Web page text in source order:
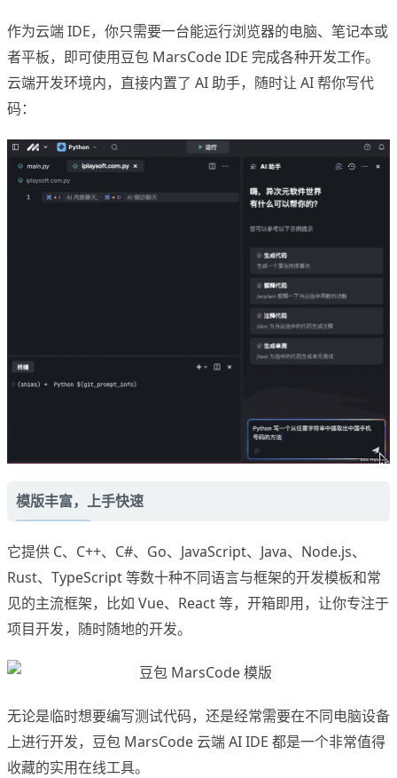
作为云端 IDE，你只需要一台能运行浏览器的电脑、笔记本或
者平板，即可使用豆包 MarsCode IDE 完成各种开发工作。
云端开发环境内，直接内置了 AI 助手，随时让 AI 帮你写代
码：
模版丰富，上手快速
它提供 C、C++、C#、Go、JavaScript、Java、Node.js、
Rust、TypeScript 等数十种不同语言与框架的开发模板和常
见的主流框架，比如 Vue、React 等，开箱即用，让你专注于
项目开发，随时随地的开发。
无论是临时想要编写测试代码，还是经常需要在不同电脑设备
上进行开发，豆包 MarsCode 云端 AI IDE 都是一个非常值得
收藏的实用在线工具。